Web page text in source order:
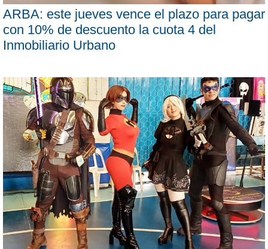
ARBA: este jueves vence el plazo para pagar
con 10% de descuento la cuota 4 del
Inmobiliario Urbano